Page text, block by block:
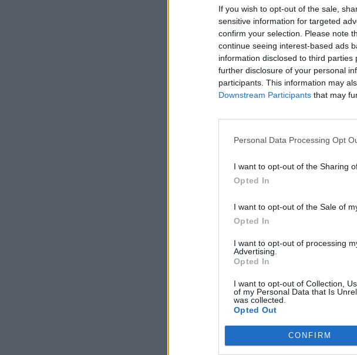
If you wish to opt-out of the sale,
sensitive information for targeted
confirm your selection. Please note
continue seeing interest-based ads
information disclosed to third
further disclosure of your personal
participants. This information may
Downstream Participants that may
Personal Data Processing Opt
I want to opt-out of the Sharing
Opted In
I want to opt-out of the Sale of
Opted In
I want to opt-out of processing
Advertising.
Opted In
I want to opt-out of Collection,
of my Personal Data that Is
was collected.
Opted Out
CONFIRM